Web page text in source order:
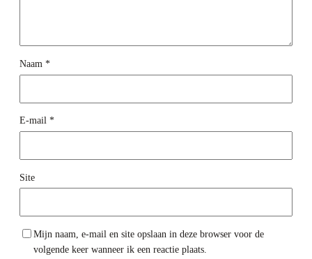
Naam *
E-mail *
Site
Mijn naam, e-mail en site opslaan in deze browser voor de
volgende keer wanneer ik een reactie plaats.